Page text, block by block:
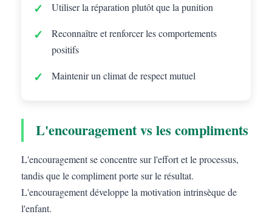
Utiliser la réparation plutôt que la punition
Reconnaître et renforcer les comportements
positifs
Maintenir un climat de respect mutuel
L'encouragement vs les compliments
L'encouragement se concentre sur l'effort et le processus,
tandis que le compliment porte sur le résultat.
L'encouragement développe la motivation intrinsèque de
l'enfant.